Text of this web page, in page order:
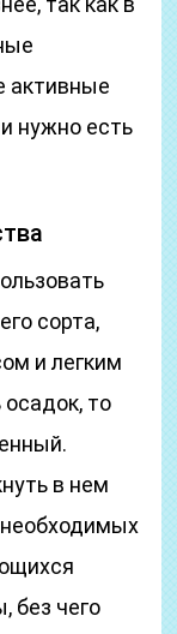
активные
нужно есть
сорта,
и легким
то
в нем
без чего